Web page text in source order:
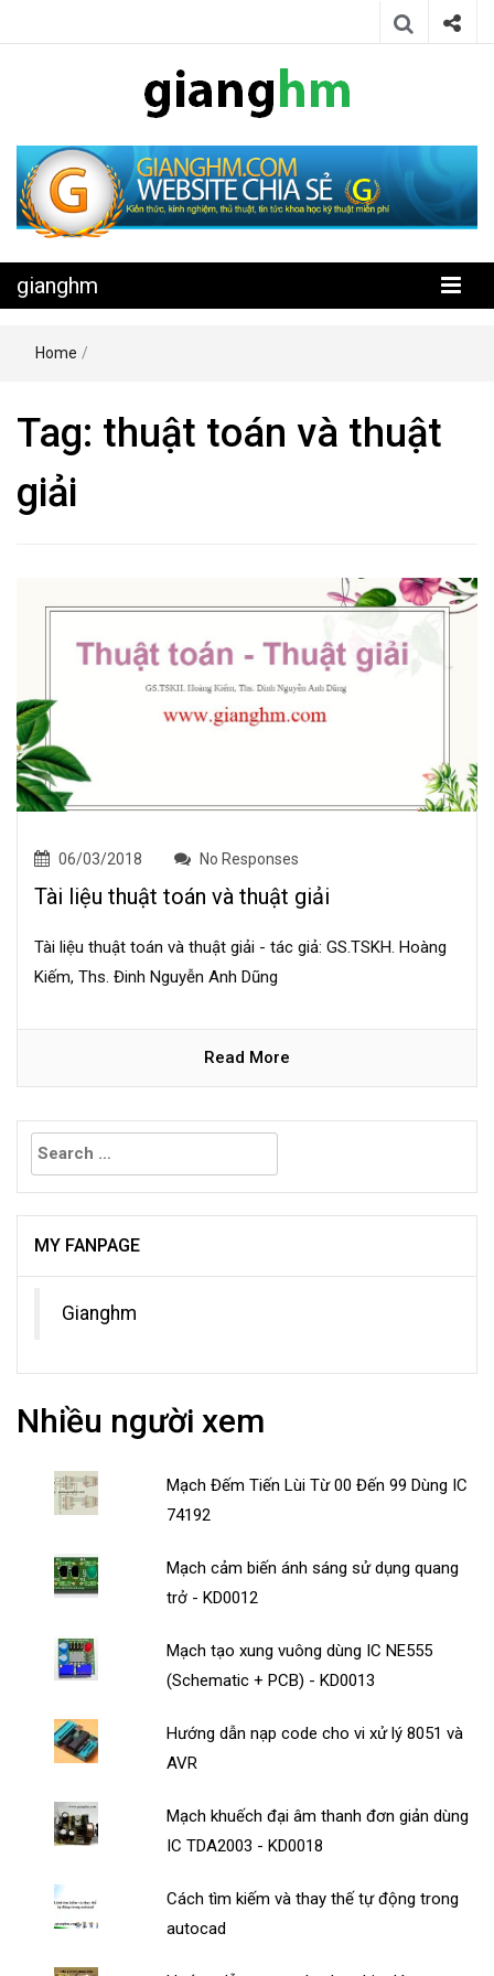
gianghm
kỹ thuật miễn phí
gianghm
Home /
Tag: thuật toán và thuật
giải
06/03/2018 No Responses
Tài liệu thuật toán và thuật giải
Tài liệu thuật toán và thuật giải - tác giả: GS.TSKH. Hoàng
Kiếm, Ths. Đinh Nguyễn Anh Dũng
Read More
Search
for:
MY FANPAGE
Gianghm
Nhiều người xem
Mạch Đếm Tiến Lùi Từ 00 Đến 99 Dùng IC
74192
Mạch cảm biến ánh sáng sử dụng quang
trở - KD0012
Mạch tạo xung vuông dùng IC NE555
(Schematic + PCB) - KD0013
Hướng dẫn nạp code cho vi xử lý 8051 và
AVR
Mạch khuếch đại âm thanh đơn giản dùng
IC TDA2003 - KD0018
Cách tìm kiếm và thay thế tự động trong
autocad